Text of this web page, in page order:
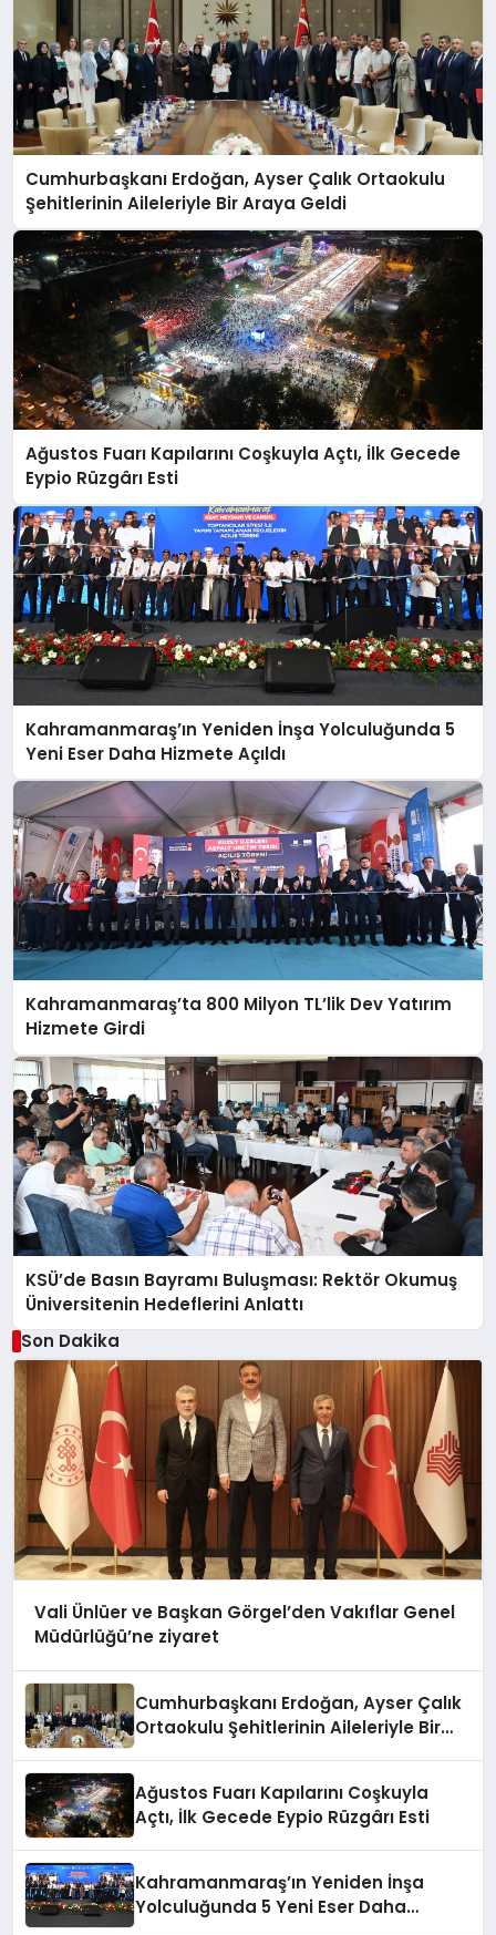
Cumhurbaşkanı Erdoğan, Ayser Çalık Ortaokulu
Şehitlerinin Aileleriyle Bir Araya Geldi
Ağustos Fuarı Kapılarını Coşkuyla Açtı, İlk Gecede
Eypio Rüzgârı Esti
Kahramanmaraş’ın Yeniden İnşa Yolculuğunda 5
Yeni Eser Daha Hizmete Açıldı
Kahramanmaraş’ta 800 Milyon TL’lik Dev Yatırım
Hizmete Girdi
KSÜ’de Basın Bayramı Buluşması: Rektör Okumuş
Üniversitenin Hedeflerini Anlattı
Son Dakika
Vali Ünlüer ve Başkan Görgel’den Vakıflar Genel
Müdürlüğü’ne ziyaret
Cumhurbaşkanı Erdoğan, Ayser Çalık
Ortaokulu Şehitlerinin Aileleriyle Bir
Ağustos Fuarı Kapılarını Coşkuyla
Açtı, İlk Gecede Eypio Rüzgârı Esti
Kahramanmaraş’ın Yeniden İnşa
Yolculuğunda 5 Yeni Eser Daha